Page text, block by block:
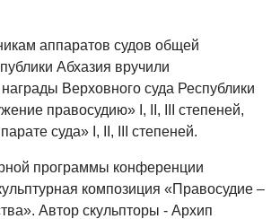
аппаратов судов общей
Абхазия вручили
Верховного суда Республики
правосудию» I, II, III степеней,
суда» I, II, III степеней.
программы конференции
композиция «Правосудие –
Автор скульпторы - Архип